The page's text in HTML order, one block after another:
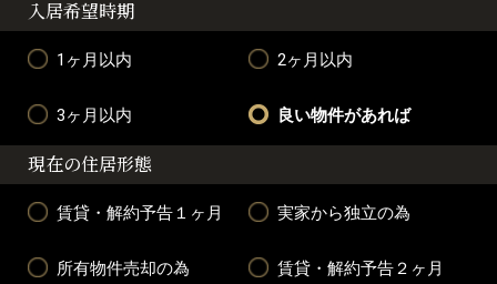
入居希望時期
1ヶ月以内 2ヶ月以内
3ヶ月以内 良い物件があれば
現在の住居形態
賃貸・解約予告１ヶ月 実家から独立の為
所有物件売却の為 賃貸・解約予告２ヶ月